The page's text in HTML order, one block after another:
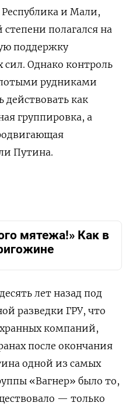
и Мали,
полагался на
поддержку
Однако контроль
рудниками
действовать как
группировка, а
Путина.
мятежа!» Как в
лет назад под
разведки ГРУ, что
компаний,
после окончания
одной из самых
«Вагнер» было то,
— только